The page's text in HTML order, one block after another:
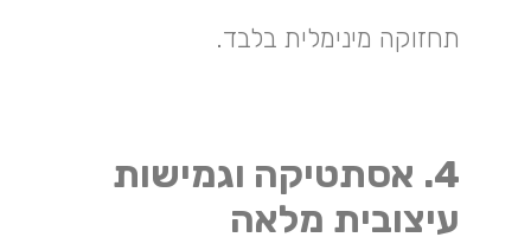
תחזוקה מינימלית בלבד.
4. אסתטיקה וגמישות
עיצובית מלאה